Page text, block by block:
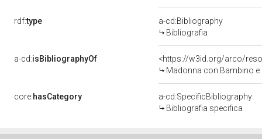
rdf:type
a-cd:Bibliography
Bibliografia
a-cd:isBibliographyOf
<https://w3id.org/arco/
Madonna con Bambino e
core:hasCategory
a-cd:SpecificBibliography
Bibliografia specifica